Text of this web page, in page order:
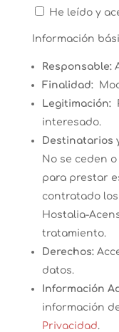
He leído y
Información
Responsable:
Finalidad:
Legitimación:
interesado.
Destinatarios
No se ceden
para prestar
contratado
Hostalia-
tratamiento.
Derechos:
datos.
Información
información
Privacidad.